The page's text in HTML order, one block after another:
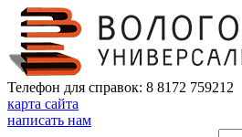
Телефон для справок: 8 8172 759212
карта сайта
написать нам